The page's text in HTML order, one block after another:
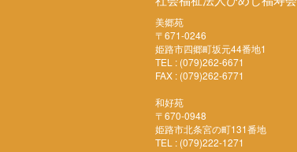
美郷苑
〒671-0246
姫路市四郷町坂元44番地1
TEL : (079)262-6671
FAX : (079)262-6771
和好苑
〒670-0948
姫路市北条宮の町131番地
TEL : (079)222-1271